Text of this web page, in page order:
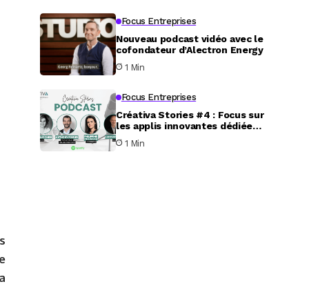
Focus Entreprises
Nouveau podcast vidéo avec le
cofondateur d’Alectron Energy
1 Min
Focus Entreprises
Créativa Stories #4 : Focus sur
les applis innovantes dédiées
au service aux particuliers
1 Min